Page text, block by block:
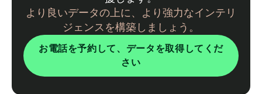
より良いデータの上に、より強力なインテリ
ジェンスを構築しましょう。
お電話を予約して、データを取得してくだ
さい